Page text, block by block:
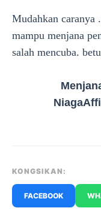
Mudahkan caranya
mampu menjana
salah mencuba.
KONGSIKAN:
FACEBOOK